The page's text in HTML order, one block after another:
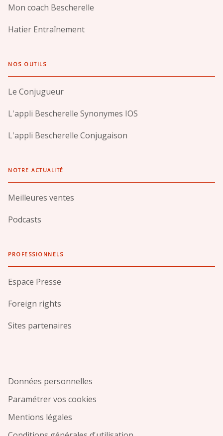
Mon coach Bescherelle
Hatier Entraînement
NOS OUTILS
Le Conjugueur
L'appli Bescherelle Synonymes IOS
L'appli Bescherelle Conjugaison
NOTRE ACTUALITÉ
Meilleures ventes
Podcasts
PROFESSIONNELS
Espace Presse
Foreign rights
Sites partenaires
Données personnelles
Paramétrer vos cookies
Mentions légales